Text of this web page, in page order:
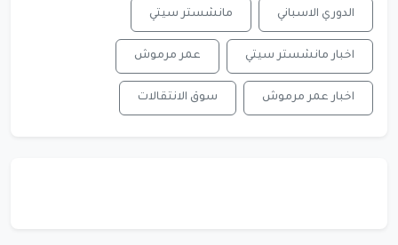
الدوري الاسباني مانشستر سيتي
اخبار مانشستر سيتي عمر مرموش
اخبار عمر مرموش سوق الانتقالات